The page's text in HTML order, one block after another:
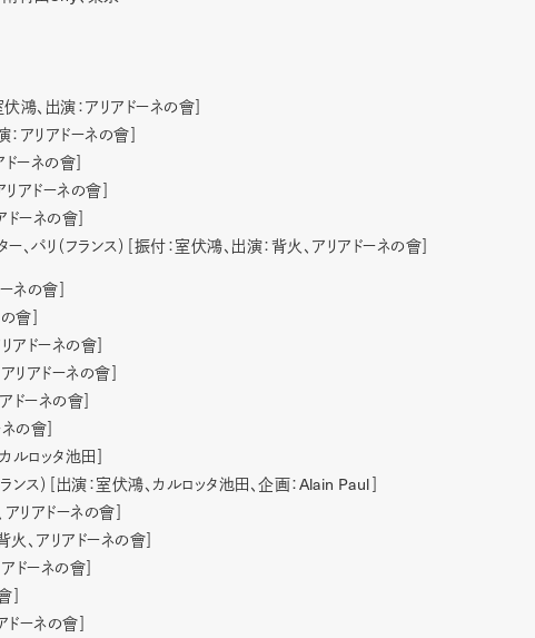
鴻、出演：アリアドーネの會］
：アリアドーネの會］
ーネの會］
アドーネの會］
ドーネの會］
、パリ（フランス）［振付：室伏鴻、出演：背火、アリアドーネの會］
ネの會］
會］
アドーネの會］
リアドーネの會］
ドーネの會］
の會］
ルロッタ池田］
ランス）［出演：室伏鴻、カルロッタ池田、企画：Alain Paul］
リアドーネの會］
火、アリアドーネの會］
ドーネの會］
］
ーネの會］